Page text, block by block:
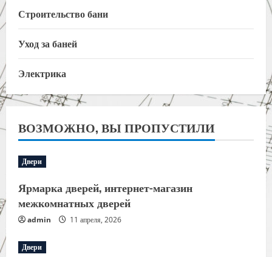
Строительство бани
Уход за баней
Электрика
ВОЗМОЖНО, ВЫ ПРОПУСТИЛИ
Двери
Ярмарка дверей, интернет-магазин
межкомнатных дверей
admin 11 апреля, 2026
Двери